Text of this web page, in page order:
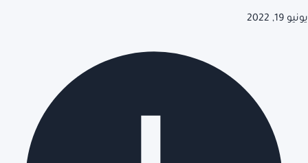
يونيو 19, 2022